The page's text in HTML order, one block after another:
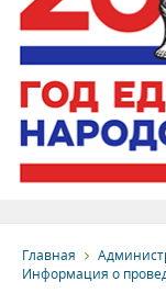
Главная
Информация о